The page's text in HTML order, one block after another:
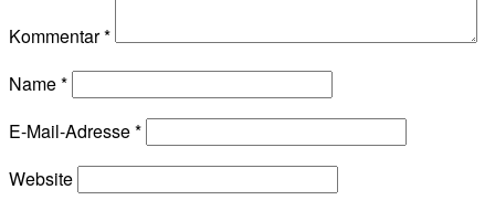
Kommentar*
Name*
E-Mail-Adresse*
Website